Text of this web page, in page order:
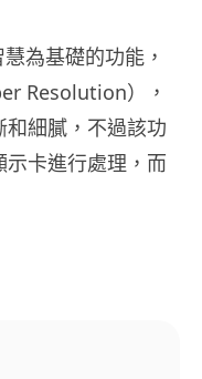
為基礎的功能，
Resolution），
細膩，不過該功
卡進行處理，而